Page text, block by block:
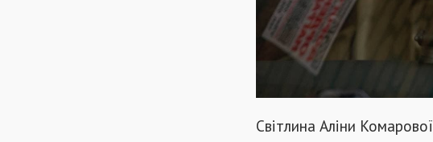
Світлина Аліни Комарової